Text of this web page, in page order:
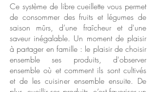
Ce système de libre cueillette vous permet
de consommer des fruits et légumes de
saison mûrs, d’une fraîcheur et d'une
saveur inégalable. Un moment de plaisir
à partager en famille : le plaisir de choisir
ensemble ses produits, d'observer
ensemble où et comment ils sont cultivés
et de les cuisiner ensemble ensuite. De